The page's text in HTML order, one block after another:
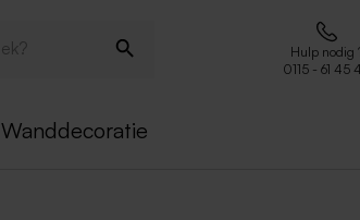
Hulp nodig
0115 - 61 45
Wanddecoratie